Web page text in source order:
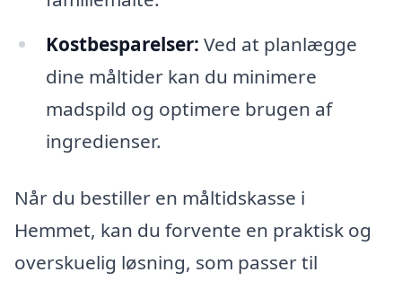
Kostbesparelser: Ved at planlægge
dine måltider kan du minimere
madspild og optimere brugen af
ingredienser.
Når du bestiller en måltidskasse i
Hemmet, kan du forvente en praktisk og
overskuelig løsning, som passer til